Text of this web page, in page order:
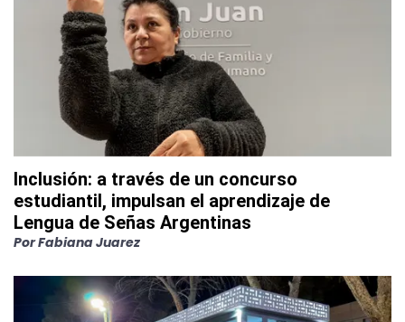
Inclusión: a través de un concurso
estudiantil, impulsan el aprendizaje de
Lengua de Señas Argentinas
PorFabiana Juarez